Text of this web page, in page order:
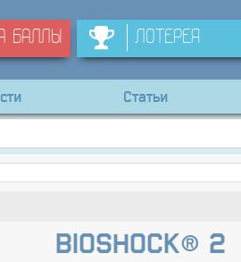
баллы Лотерея
Статьи
BioShock® 2